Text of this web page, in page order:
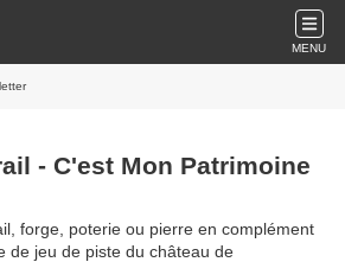
MENU
- C'est Mon Patrimoine
forge, poterie ou pierre en complément
de jeu de piste du château de